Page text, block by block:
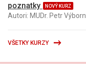
poznatky
NOVÝ KURZ
Autori: MUDr. Petr
VŠETKY KURZY